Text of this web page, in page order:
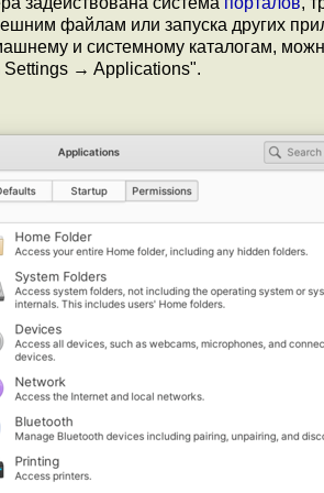
файлам или запуска других
и системному каталогам,
Settings → Applications".